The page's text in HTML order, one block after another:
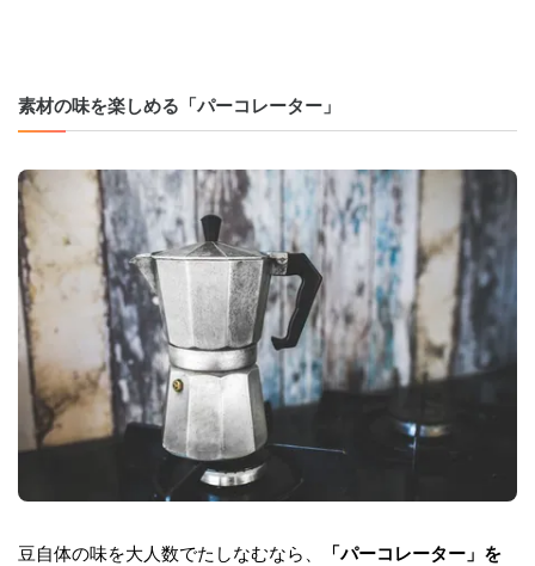
素材の味を楽しめる「パーコレーター」
豆自体の味を大人数でたしなむなら、
「パーコレーター」を